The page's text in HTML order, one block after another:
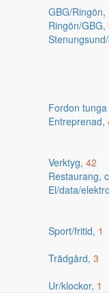
GBG/Ringön,
Ringön/GBG,
Fordon tunga
Entreprenad,
Verktyg, 42
Restaurang,
El/data/
Sport/fritid, 1
Trädgård, 3
Ur/klockor, 1